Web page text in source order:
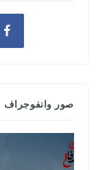
صور وانفوجراف